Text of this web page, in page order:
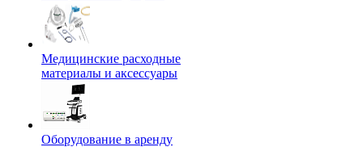
Медицинские расходные
материалы и аксессуары
Оборудование в аренду